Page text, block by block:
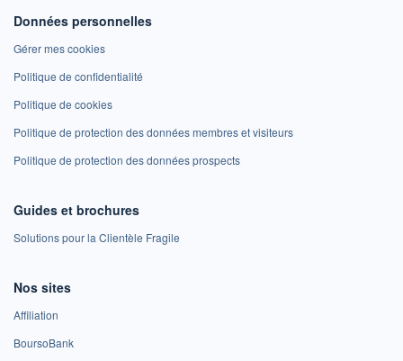
Données personnelles
Gérer mes cookies
Politique de confidentialité
Politique de cookies
Politique de protection des données membres et visiteurs
Politique de protection des données prospects
Guides et brochures
Solutions pour la Clientèle Fragile
Nos sites
Affiliation
BoursoBank